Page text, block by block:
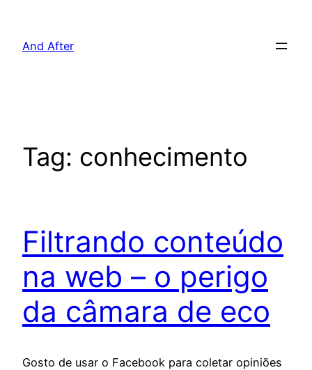
And After
Tag: conhecimento
Filtrando conteúdo
na web – o perigo
da câmara de eco
Gosto de usar o Facebook para coletar opiniões